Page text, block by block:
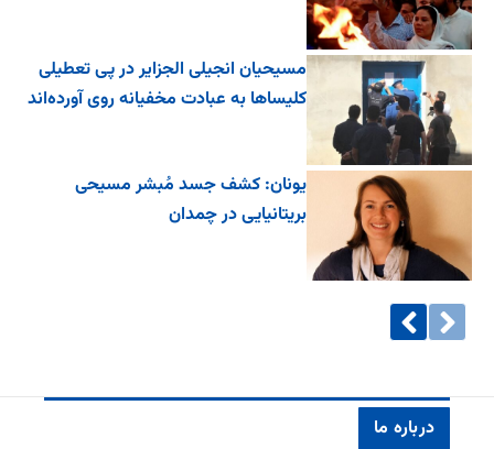
مسیحیان انجیلی الجزایر در پی تعطیلی
کلیساها به عبادت مخفیانه روی آورده‌اند
یونان: کشف جسد مُبشر مسیحی
بریتانیایی در چمدان
درباره ما